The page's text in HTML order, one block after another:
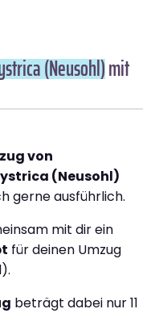
(Neusohl)mit
von
(Neusohl)
gerne ausführlich.
mit dir ein
für deinen Umzug
beträgt dabei nur 11